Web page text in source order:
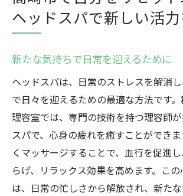
ヘッドスパで新しい活力
新たな気持ちで日常を迎えるために
ヘッドスパは、日常のストレスを解消
で日々を迎えるための最適な方法です
理容室では、専門の技術を持つ理容師
スパで、心身の疲れを癒すことができ
くマッサージすることで、血行を促進
らげ、リラックス効果を高めます。こ
は、日常の忙しさから解放され、新た